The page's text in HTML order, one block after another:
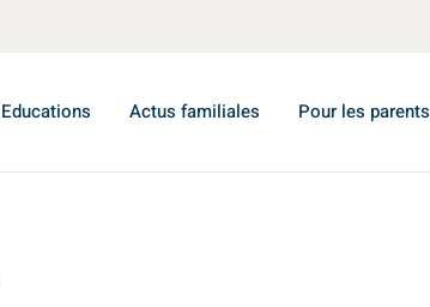
Educations Actus familiales Pour les parents